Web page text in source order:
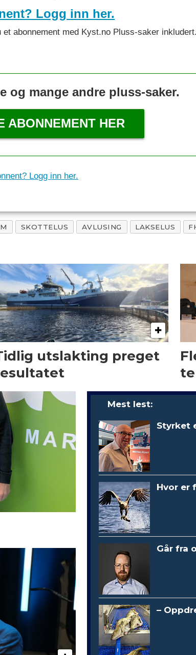
Logg inn her.
abonnement med Kyst.no Pluss-saker
og mange andre pluss-saker.
ABONNEMENT HER
Logg inn her.
SKOTTELUS AVLUSING LAKSELUS
utslakting preget
Mest lest:
Styrket
Hvor er
Går fra
–